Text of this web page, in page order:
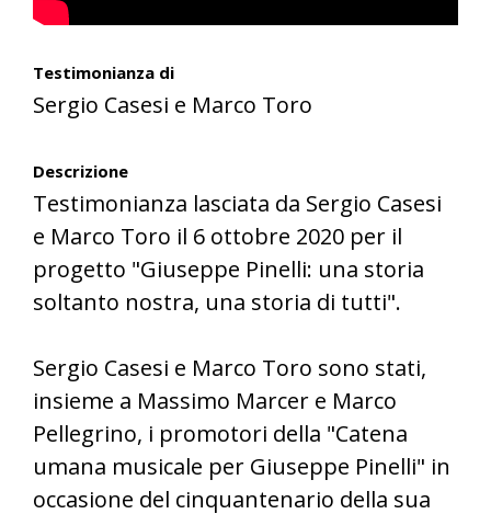
Testimonianza di
Sergio Casesi e Marco Toro
Descrizione
Testimonianza lasciata da Sergio Casesi
e Marco Toro il 6 ottobre 2020 per il
progetto "Giuseppe Pinelli: una storia
soltanto nostra, una storia di tutti".
Sergio Casesi e Marco Toro sono stati,
insieme a Massimo Marcer e Marco
Pellegrino, i promotori della "Catena
umana musicale per Giuseppe Pinelli" in
occasione del cinquantenario della sua